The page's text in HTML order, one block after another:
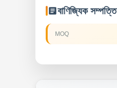
বাণিজ্যিক সম্পত্তি
MOQ